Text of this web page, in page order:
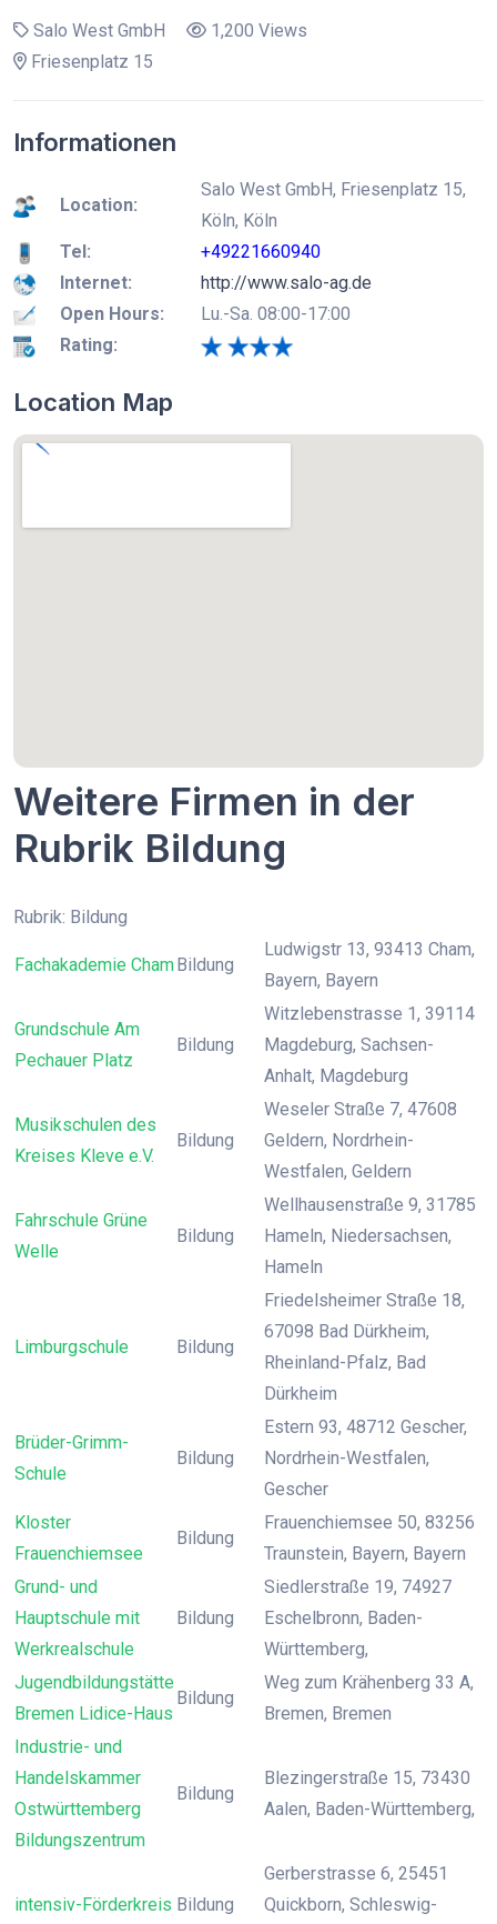
Salo West GmbH
1,200 Views
Friesenplatz 15
Informationen
Location:
Salo West GmbH, Friesenplatz 15,
Köln, Köln
Tel:
+49221660940
Internet:
http://www.salo-ag.de
Open Hours:
Lu.-Sa. 08:00-17:00
Rating:
Location Map
Weitere Firmen in der
Rubrik Bildung
Rubrik: Bildung
Fachakademie ChamBildung
Ludwigstr 13, 93413 Cham,
Bayern, Bayern
Grundschule Am
Pechauer Platz
Bildung
Witzlebenstrasse 1, 39114
Magdeburg, Sachsen-
Anhalt, Magdeburg
Musikschulen des
Kreises Kleve e.V.
Bildung
Weseler Straße 7, 47608
Geldern, Nordrhein-
Westfalen, Geldern
Fahrschule Grüne
Welle
Bildung
Wellhausenstraße 9, 31785
Hameln, Niedersachsen,
Hameln
Limburgschule Bildung
Friedelsheimer Straße 18,
67098 Bad Dürkheim,
Rheinland-Pfalz, Bad
Dürkheim
Brüder-Grimm-
Schule
Bildung
Estern 93, 48712 Gescher,
Nordrhein-Westfalen,
Gescher
Kloster
Frauenchiemsee
Bildung
Frauenchiemsee 50, 83256
Traunstein, Bayern, Bayern
Grund- und
Hauptschule mit
Werkrealschule
Bildung
Siedlerstraße 19, 74927
Eschelbronn, Baden-
Württemberg,
Jugendbildungstätte
Bremen Lidice-Haus
Bildung
Weg zum Krähenberg 33 A,
Bremen, Bremen
Industrie- und
Handelskammer
Ostwürttemberg
Bildungszentrum
Bildung
Blezingerstraße 15, 73430
Aalen, Baden-Württemberg,
intensiv-Förderkreis Bildung
Gerberstrasse 6, 25451
Quickborn, Schleswig-